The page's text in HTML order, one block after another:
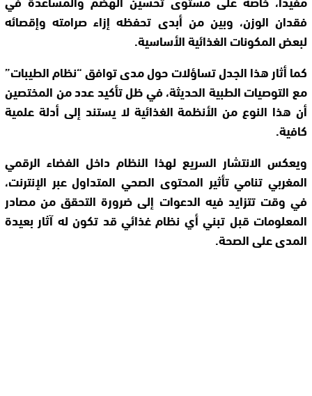
فقدان الوزن، وبين من أبدى تحفظه إزاء صرامته وإقصائه
لبعض المكونات الغذائية الأساسية.
كما أثار هذا الجدل تساؤلات حول مدى توافق “نظام الطيبات”
مع التوصيات الطبية الحديثة، في ظل تأكيد عدد من المختصين
أن هذا النوع من الأنظمة الغذائية لا يستند إلى أدلة علمية
كافية.
ويعكس الانتشار السريع لهذا النظام داخل الفضاء الرقمي
المغربي تنامي تأثير المحتوى الصحي المتداول عبر الإنترنت،
في وقت تتزايد فيه الدعوات إلى ضرورة التحقق من مصادر
المعلومات قبل تبني أي نظام غذائي قد تكون له آثار بعيدة
المدى على الصحة.